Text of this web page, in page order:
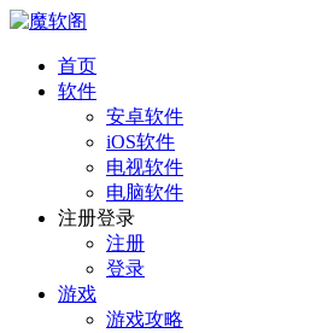
首页
软件
安卓软件
iOS软件
电视软件
电脑软件
注册登录
注册
登录
游戏
游戏攻略